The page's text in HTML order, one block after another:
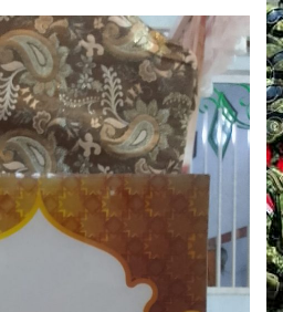
A
L
I
M
E
L
A
L
U
I
T